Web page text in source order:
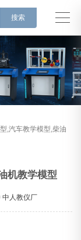
,汽车教学模型,柴油
机教学模型
中人教仪厂